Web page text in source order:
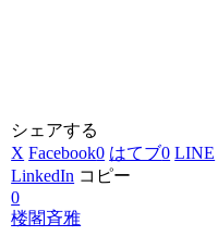
シェアする
X Facebook0 はてブ0 LINE
LinkedIn コピー
0
楼閣斉雅